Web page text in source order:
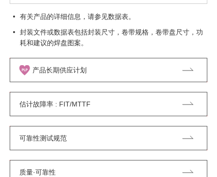
有关产品的详细信息，请参见数据表。
封装文件或数据表包括封装尺寸，卷带规格，卷带盘尺寸，功
耗和建议的焊盘图案。
产品长期供应计划
估计故障率 : FIT/MTTF
可靠性测试规范
质量·可靠性